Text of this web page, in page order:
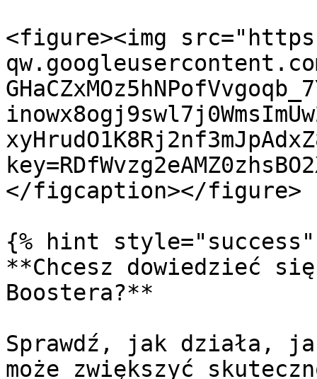
<figure><img
</figcaption></figure>
{% hint style="success"
**Chcesz dowiedzieć
Boostera?**
Sprawdź, jak działa,
może zwiększyć